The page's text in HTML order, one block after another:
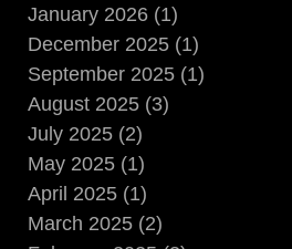
January 2026 (1)
December 2025 (1)
September 2025 (1)
August 2025 (3)
July 2025 (2)
May 2025 (1)
April 2025 (1)
March 2025 (2)